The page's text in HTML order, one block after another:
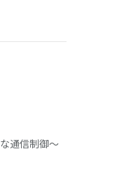
通信制御～